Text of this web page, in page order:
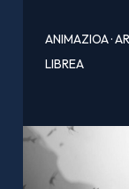
ANIMAZIOA·
LIBREA